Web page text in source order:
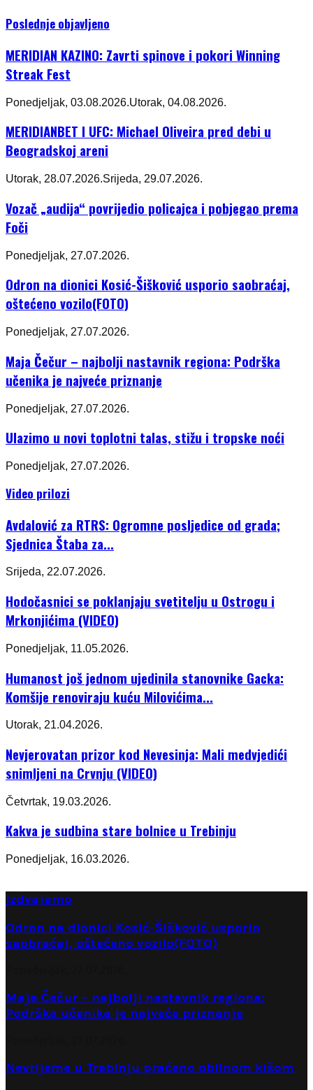
Poslednje objavljeno
MERIDIAN KAZINO: Zavrti spinove i pokori Winning
Streak Fest
Ponedjeljak, 03.08.2026.Utorak, 04.08.2026.
MERIDIANBET I UFC: Michael Oliveira pred debi u
Beogradskoj areni
Utorak, 28.07.2026.Srijeda, 29.07.2026.
Vozač „audija“ povrijedio policajca i pobjegao prema
Foči
Ponedjeljak, 27.07.2026.
Odron na dionici Kosić-Šišković usporio saobraćaj,
oštećeno vozilo(FOTO)
Ponedjeljak, 27.07.2026.
Maja Čečur – najbolji nastavnik regiona: Podrška
učenika je najveće priznanje
Ponedjeljak, 27.07.2026.
Ulazimo u novi toplotni talas, stižu i tropske noći
Ponedjeljak, 27.07.2026.
Video prilozi
Avdalović za RTRS: Ogromne posljedice od grada;
Sjednica Štaba za...
Srijeda, 22.07.2026.
Hodočasnici se poklanjaju svetitelju u Ostrogu i
Mrkonjićima (VIDEO)
Ponedjeljak, 11.05.2026.
Humanost još jednom ujedinila stanovnike Gacka:
Komšije renoviraju kuću Milovićima...
Utorak, 21.04.2026.
Nevjerovatan prizor kod Nevesinja: Mali medvjedići
snimljeni na Crvnju (VIDEO)
Četvrtak, 19.03.2026.
Kakva je sudbina stare bolnice u Trebinju
Ponedjeljak, 16.03.2026.
Izdvajamo
Odron na dionici Kosić-Šišković usporio
saobraćaj, oštećeno vozilo(FOTO)
Maja Čečur – najbolji nastavnik regiona:
Podrška učenika je najveće priznanje
Nevrijeme u Trebinju praćeno obilnom kišom